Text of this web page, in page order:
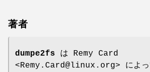
著者
dumpe2fs は Remy Card
<Remy.Card@linux.org> によっ